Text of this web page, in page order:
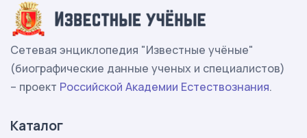
Сетевая энциклопедия "Известные учёные"
(биографические данные ученых и специалистов)
– проект Российской Академии Естествознания.
Каталог